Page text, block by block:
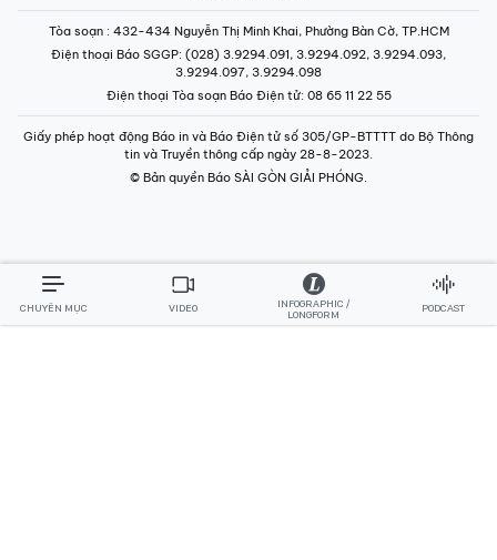
Tòa soạn : 432-434 Nguyễn Thị Minh Khai, Phường Bàn Cờ, TP.HCM
Điện thoại Báo SGGP: (028) 3.9294.091, 3.9294.092, 3.9294.093,
3.9294.097, 3.9294.098
Điện thoại Tòa soạn Báo Điện tử: 08 65 11 22 55
Giấy phép hoạt động Báo in và Báo Điện tử số 305/GP-BTTTT do Bộ Thông
tin và Truyền thông cấp ngày 28-8-2023.
© Bản quyền Báo SÀI GÒN GIẢI PHÓNG.
CHUYÊN MỤC VIDEO
INFOGRAPHIC /
LONGFORM
PODCAST